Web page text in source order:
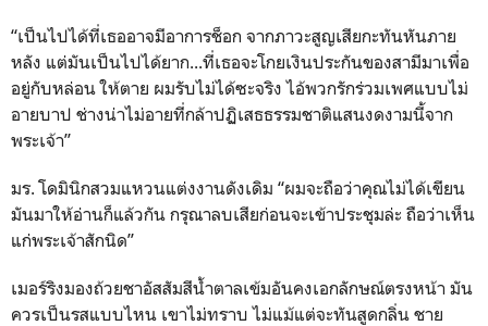
“เป็นไปได้ที่เธออาจมีอาการช็อก จากภาวะสูญเสียกะทันหันภาย
หลัง แต่มันเป็นไปได้ยาก...ที่เธอจะโกยเงินประกันของสามีมาเพื่อ
อยู่กับหล่อน ให้ตาย ผมรับไม่ได้ซะจริง ไอ้พวกรักร่วมเพศแบบไม่
อายบาป ช่างน่าไม่อายที่กล้าปฏิเสธธรรมชาติแสนงดงามนี้จาก
พระเจ้า”
มร. โดมินิกสวมแหวนแต่งงานดังเดิม “ผมจะถือว่าคุณไม่ได้เขียน
มันมาให้อ่านก็แล้วกัน กรุณาลบเสียก่อนจะเข้าประชุมล่ะ ถือว่าเห็น
แก่พระเจ้าสักนิด”
เมอร์ริงมองถ้วยชาอัสสัมสีน้ำตาลเข้มอันคงเอกลักษณ์ตรงหน้า มัน
ควรเป็นรสแบบไหน เขาไม่ทราบ ไม่แม้แต่จะทันสูดกลิ่น ชาย